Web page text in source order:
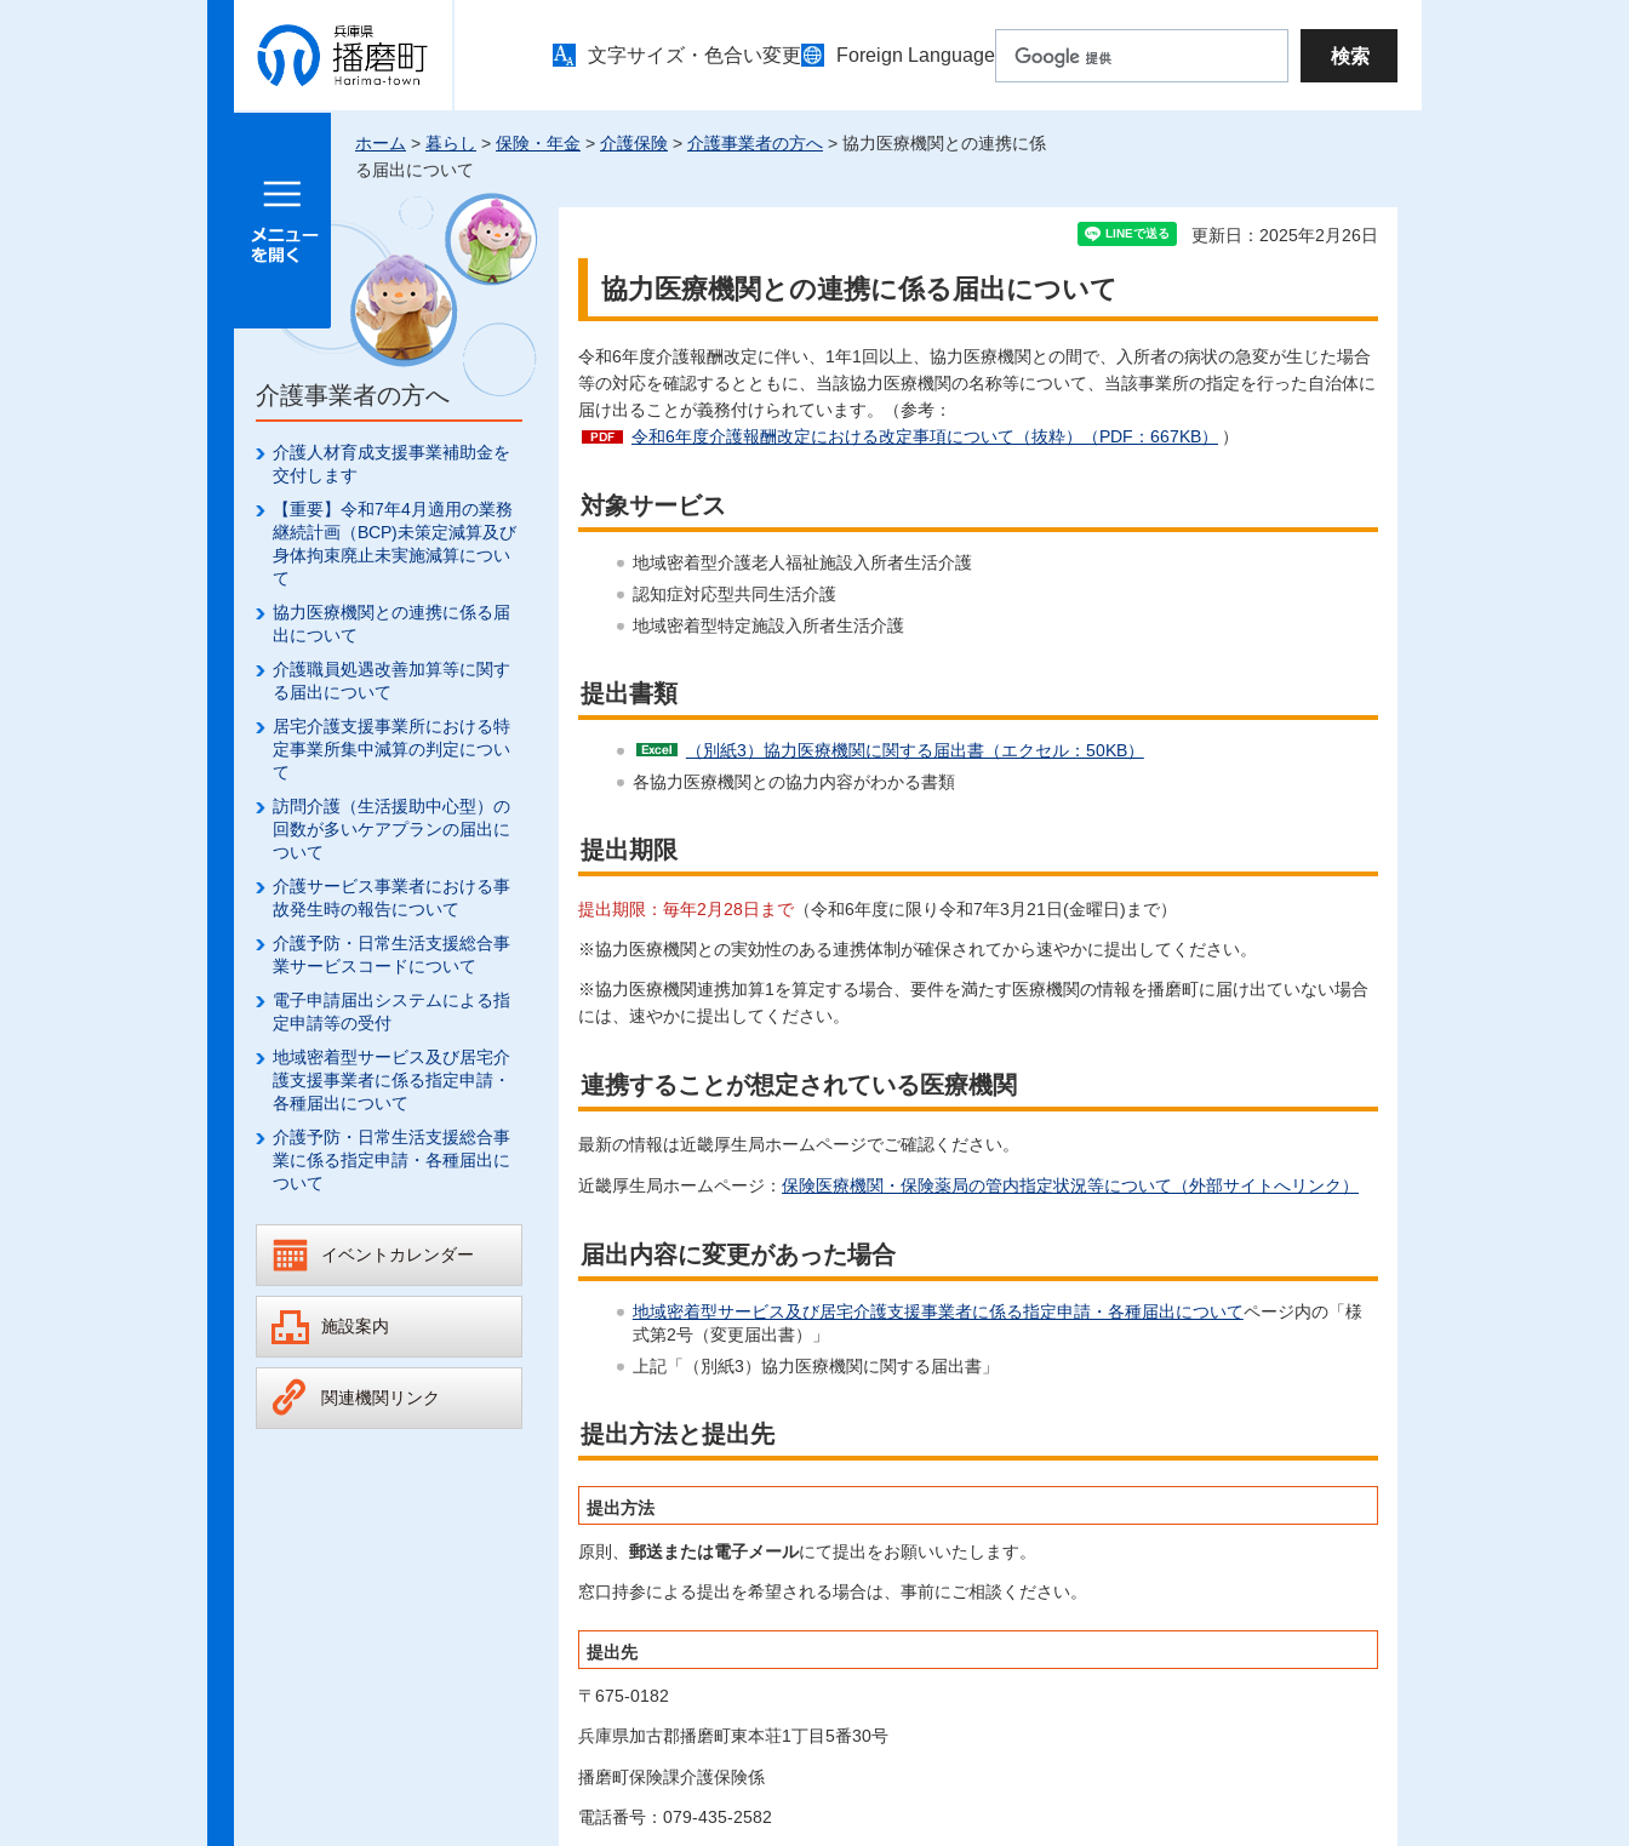
兵庫県 播
磨町
文字サイズ・色合い変更 Foreign Language
メニュー
ホーム > 暮らし > 保険・年金 > 介護保険 > 介護事業者の方へ > 協力医療機関との連携に係
る届出について
介護事業者の方へ
介護人材育成支援事業補助金を
交付します
【重要】令和7年4月適用の業務
継続計画（BCP)未策定減算及び
身体拘束廃止未実施減算につい
て
協力医療機関との連携に係る届
出について
介護職員処遇改善加算等に関す
る届出について
居宅介護支援事業所における特
定事業所集中減算の判定につい
て
訪問介護（生活援助中心型）の
回数が多いケアプランの届出に
ついて
介護サービス事業者における事
故発生時の報告について
介護予防・日常生活支援総合事
業サービスコードについて
電子申請届出システムによる指
定申請等の受付
地域密着型サービス及び居宅介
護支援事業者に係る指定申請・
各種届出について
介護予防・日常生活支援総合事
業に係る指定申請・各種届出に
ついて
イベントカレンダー
施設案内
関連機関リンク
更新日：2025年2月26日
協力医療機関との連携に係る届出について
令和6年度介護報酬改定に伴い、1年1回以上、協力医療機関との間で、入所者の病状の急変が生じた場合
等の対応を確認するとともに、当該協力医療機関の名称等について、当該事業所の指定を行った自治体に
届け出ることが義務付けられています。（参考：
令和6年度介護報酬改定における改定事項について（抜粋）（PDF：667KB）
）
対象サービス
地域密着型介護老人福祉施設入所者生活介護
認知症対応型共同生活介護
地域密着型特定施設入所者生活介護
提出書類
（別紙3）協力医療機関に関する届出書（エクセル：50KB）
各協力医療機関との協力内容がわかる書類
提出期限
提出期限：毎年2月28日まで （令和6年度に限り令和7年3月21日(金曜日)まで）
※協力医療機関との実効性のある連携体制が確保されてから速やかに提出してください。
※協力医療機関連携加算1を算定する場合、要件を満たす医療機関の情報を播磨町に届け出ていない場合
には、速やかに提出してください。
連携することが想定されている医療機関
最新の情報は近畿厚生局ホームページでご確認ください。
近畿厚生局ホームページ： 保険医療機関・保険薬局の管内指定状況等について（外部サイトへリンク）
届出内容に変更があった場合
地域密着型サービス及び居宅介護支援事業者に係る指定申請・各種届出についてページ内の「様
式第2号（変更届出書）」
上記「（別紙3）協力医療機関に関する届出書」
提出方法と提出先
提出方法
原則、 郵送または電子メールにて提出をお願いいたします。
窓口持参による提出を希望される場合は、事前にご相談ください。
提出先
〒675-0182
兵庫県加古郡播磨町東本荘1丁目5番30号
播磨町保険課介護保険係
電話番号：079-435-2582